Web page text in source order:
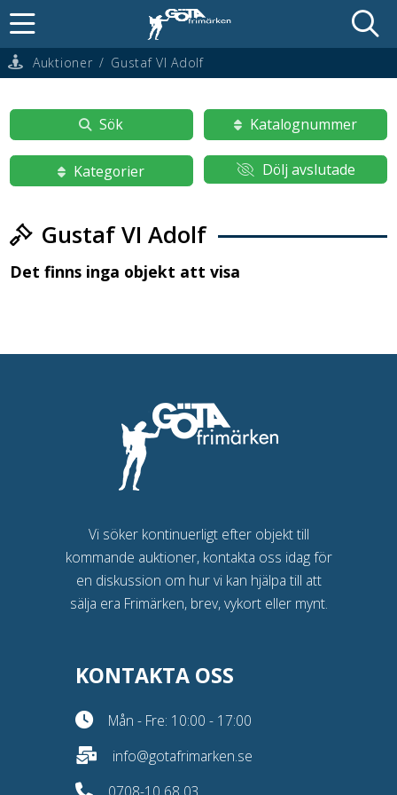
Auktioner / Gustaf VI Adolf
Sök Katalognummer
Kategorier Dölj avslutade
Gustaf VI Adolf
Det finns inga objekt att visa
Vi söker kontinuerligt efter objekt till
kommande auktioner, kontakta oss idag för
en diskussion om hur vi kan hjälpa till att
sälja era Frimärken, brev, vykort eller mynt.
KONTAKTA OSS
Mån - Fre: 10:00 - 17:00
info@gotafrimarken.se